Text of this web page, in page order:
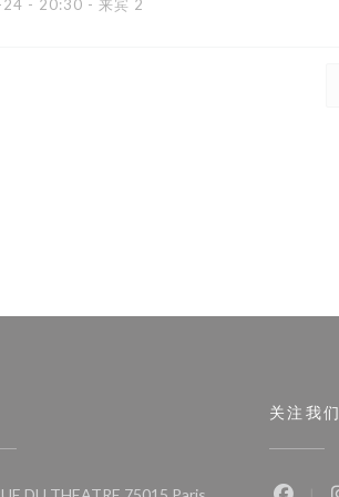
- 20:30 - 来宾 2
((在新窗口中打开))
关注我们